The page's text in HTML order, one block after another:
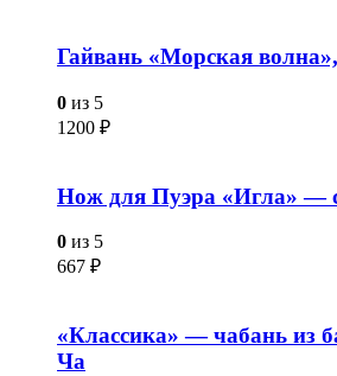
Гайвань «Морская
0 из 5
1200 ₽
Нож для Пуэра «Игла» —
0 из 5
667 ₽
«Классика» — чабань из
Ча